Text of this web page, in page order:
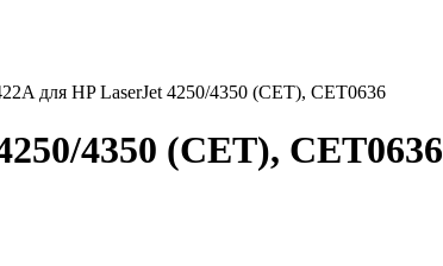
для HP LaserJet 4250/4350 (CET), CET0636
4350 (CET), CET0636